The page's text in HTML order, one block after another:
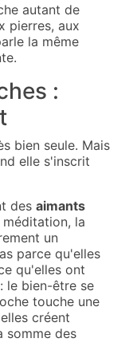
autant de
pierres, aux
la même
:
bien seule. Mais
elle s'inscrit
des aimants
la
un
parce qu'elles
qu'elles ont
le bien-être se
touche une
créent
somme des